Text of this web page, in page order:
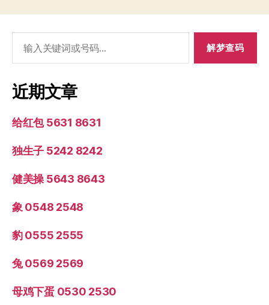
索：
近期文章
给红包 5631 8631
独生子 5242 8242
健美操 5643 8643
象 0548 2548
豹 0555 2555
兔 0569 2569
母鸡下蛋 0530 2530